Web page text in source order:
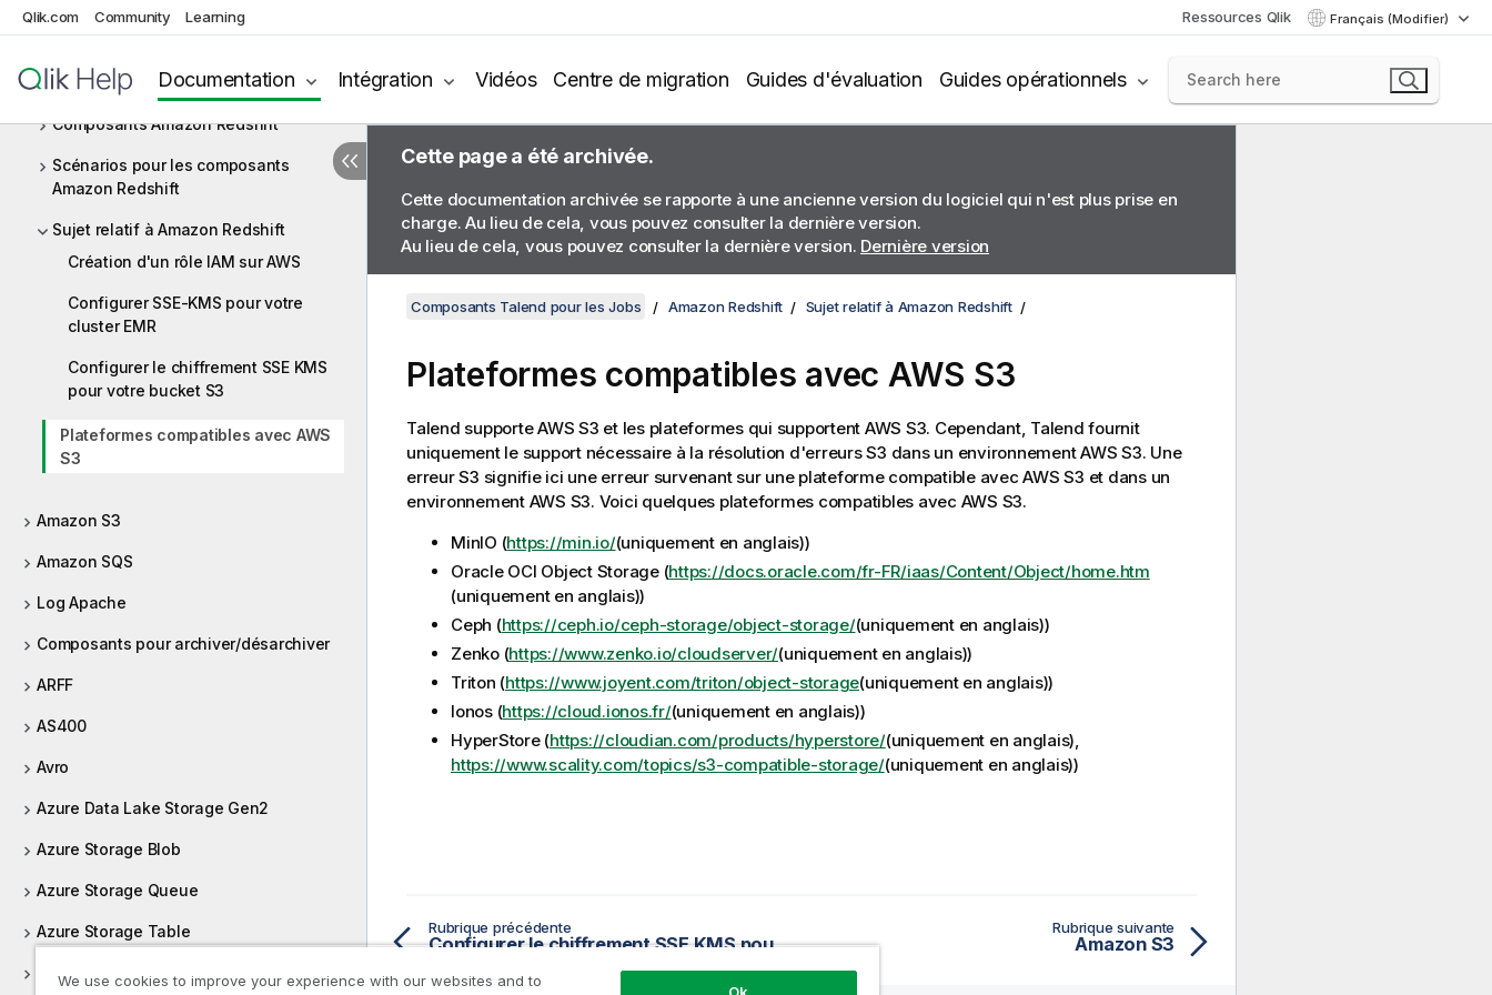
Qlik.com Community Learning Ressources Qlik Français (Modifier)
Documentation Intégration Vidéos Centre de migration Guides d'évaluation Guides opérationnels
Amazon MySQL
Amazon Redshift
Composants Amazon Redshift
Scénarios pour les composants
Amazon Redshift
Sujet relatif à Amazon Redshift
Création d'un rôle IAM sur AWS
Configurer SSE-KMS pour votre
cluster EMR
Configurer le chiffrement SSE KMS
pour votre bucket S3
Plateformes compatibles avec AWS
S3
Amazon S3
Amazon SQS
Log Apache
Composants pour archiver/désarchiver
ARFF
AS400
Avro
Azure Data Lake Storage Gen2
Azure Storage Blob
Azure Storage Queue
Azure Storage Table
Azure Synapse Analytics
Cette page a été archivée.
Cette documentation archivée se rapporte à une ancienne version du logiciel qui n'est plus prise en
charge. Au lieu de cela, vous pouvez consulter la dernière version.
Au lieu de cela, vous pouvez consulter la dernière version. Dernière version
Composants Talend pour les Jobs Amazon Redshift Sujet relatif à Amazon Redshift
Plateformes compatibles avec AWS S3
Talend supporte AWS S3 et les plateformes qui supportent AWS S3. Cependant, Talend fournit
uniquement le support nécessaire à la résolution d'erreurs S3 dans un environnement AWS S3. Une
erreur S3 signifie ici une erreur survenant sur une plateforme compatible avec AWS S3 et dans un
environnement AWS S3. Voici quelques plateformes compatibles avec AWS S3.
MinIO (https://min.io/(uniquement en anglais))
Oracle OCI Object Storage (https://docs.oracle.com/fr-FR/iaas/Content/Object/home.htm
(uniquement en anglais))
Ceph (https://ceph.io/ceph-storage/object-storage/(uniquement en anglais))
Zenko (https://www.zenko.io/cloudserver/(uniquement en anglais))
Triton (https://www.joyent.com/triton/object-storage(uniquement en anglais))
Ionos (https://cloud.ionos.fr/(uniquement en anglais))
HyperStore (https://cloudian.com/products/hyperstore/(uniquement en anglais),
https://www.scality.com/topics/s3-compatible-storage/(uniquement en anglais))
Rubrique précédente
Configurer le chiffrement SSE KMS pour votre bucket S3
Rubrique suivante
Amazon S3
We use cookies to improve your experience with our websites and to